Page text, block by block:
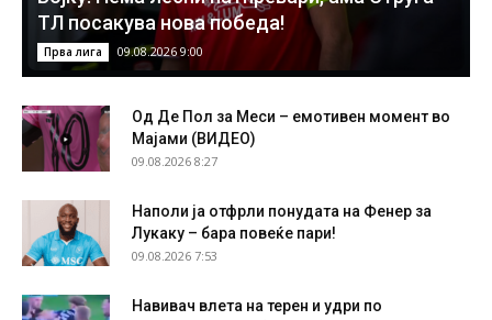
ТЛ посакува нова победа!
Прва лига 09.08.2026 9:00
Од Де Пол за Меси – емотивен момент во
Мајами (ВИДЕО)
09.08.2026 8:27
Наполи ја отфрли понудата на Фенер за
Лукаку – бара повеќе пари!
09.08.2026 7:53
Навивач влета на терен и удри по